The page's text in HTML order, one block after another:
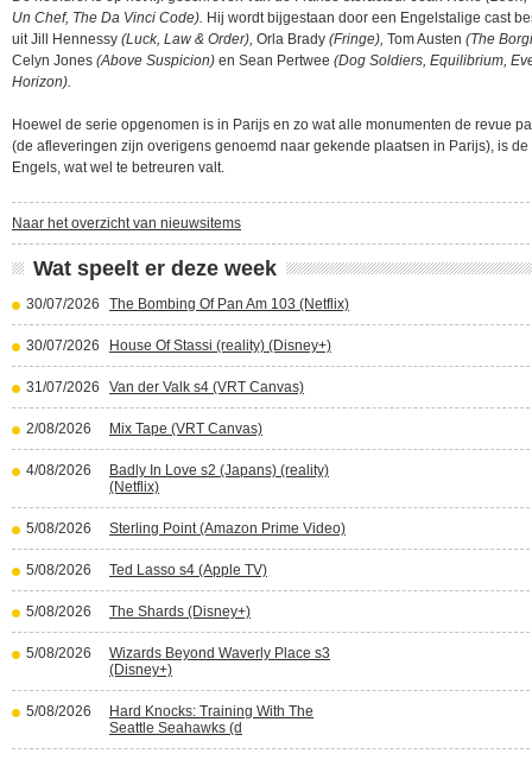
Un Chef, The Da Vinci Code). Hij wordt bijgestaan door een Engelstalige cast
uit Jill Hennessy (Luck, Law & Order), Orla Brady (Fringe), Tom Austen (The
Celyn Jones (Above Suspicion) en Sean Pertwee (Dog Soldiers, Equilibrium,
Horizon).
Hoewel de serie opgenomen is in Parijs en zo wat alle monumenten de revue
(de afleveringen zijn overigens genoemd naar gekende plaatsen in Parijs), is de
Engels, wat wel te betreuren valt.
Naar het overzicht van nieuwsitems
Wat speelt er deze week
30/07/2026 The Bombing Of Pan Am 103 (Netflix)
30/07/2026 House Of Stassi (reality) (Disney+)
31/07/2026 Van der Valk s4 (VRT Canvas)
2/08/2026 Mix Tape (VRT Canvas)
4/08/2026
Badly In Love s2 (Japans) (reality)
(Netflix)
5/08/2026 Sterling Point (Amazon Prime Video)
5/08/2026 Ted Lasso s4 (Apple TV)
5/08/2026 The Shards (Disney+)
5/08/2026
Wizards Beyond Waverly Place s3
(Disney+)
5/08/2026
Hard Knocks: Training With The
Seattle Seahawks (d